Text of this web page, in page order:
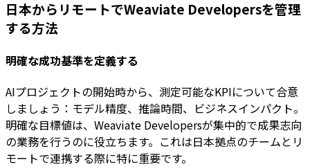
日本からリモートでWeaviate Developersを管理
する方法
明確な成功基準を定義する
AIプロジェクトの開始時から、測定可能なKPIについて合意
しましょう：モデル精度、推論時間、ビジネスインパクト。
明確な目標値は、Weaviate Developersが集中的で成果志向
の業務を行うのに役立ちます。これは日本拠点のチームとリ
モートで連携する際に特に重要です。